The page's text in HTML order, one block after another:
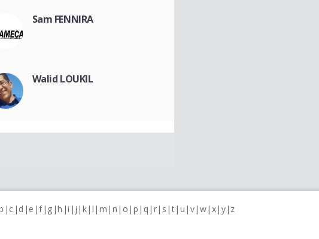
Sam FENNIRA
Walid LOUKIL
c d e f g h i j k l m n o p q r s t u v w x y z